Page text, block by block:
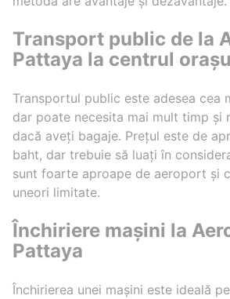
Transport public de la
Pattaya la centrul
Transportul public este adesea cea
dar poate necesita mai mult timp și
dacă aveți bagaje. Prețul este de
baht, dar trebuie să luați în
sunt foarte aproape de aeroport și
uneori limitate.
Închiriere mașini la
Pattaya
Închirierea unei mașini este ideală